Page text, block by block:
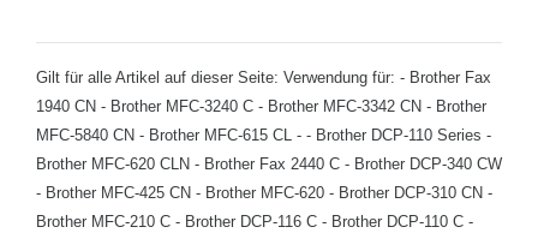
Gilt für alle Artikel auf dieser Seite: Verwendung für: - Brother Fax
1940 CN - Brother MFC-3240 C - Brother MFC-3342 CN - Brother
MFC-5840 CN - Brother MFC-615 CL - - Brother DCP-110 Series -
Brother MFC-620 CLN - Brother Fax 2440 C - Brother DCP-340 CW
- Brother MFC-425 CN - Brother MFC-620 - Brother DCP-310 CN -
Brother MFC-210 C - Brother DCP-116 C - Brother DCP-110 C -